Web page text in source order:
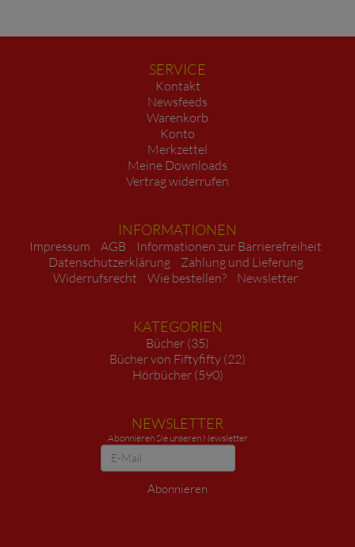
SERVICE
Kontakt
Newsfeeds
Warenkorb
Konto
Merkzettel
Meine Downloads
Vertrag widerrufen
INFORMATIONEN
Impressum AGB
Informationen zur Barrierefreiheit
Datenschutzerklärung
Zahlung und Lieferung
Widerrufsrecht
Wie bestellen? Newsletter
KATEGORIEN
Bücher (35)
Bücher von Fiftyfifty (22)
Hörbücher (590)
NEWSLETTER
Abonnieren Sie unseren Newsletter
Newsletter
Abonnieren